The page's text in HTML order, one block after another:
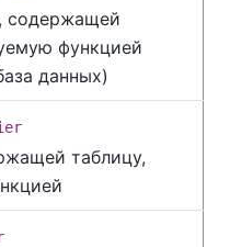
содержащей
функцией
данных)
таблицу,